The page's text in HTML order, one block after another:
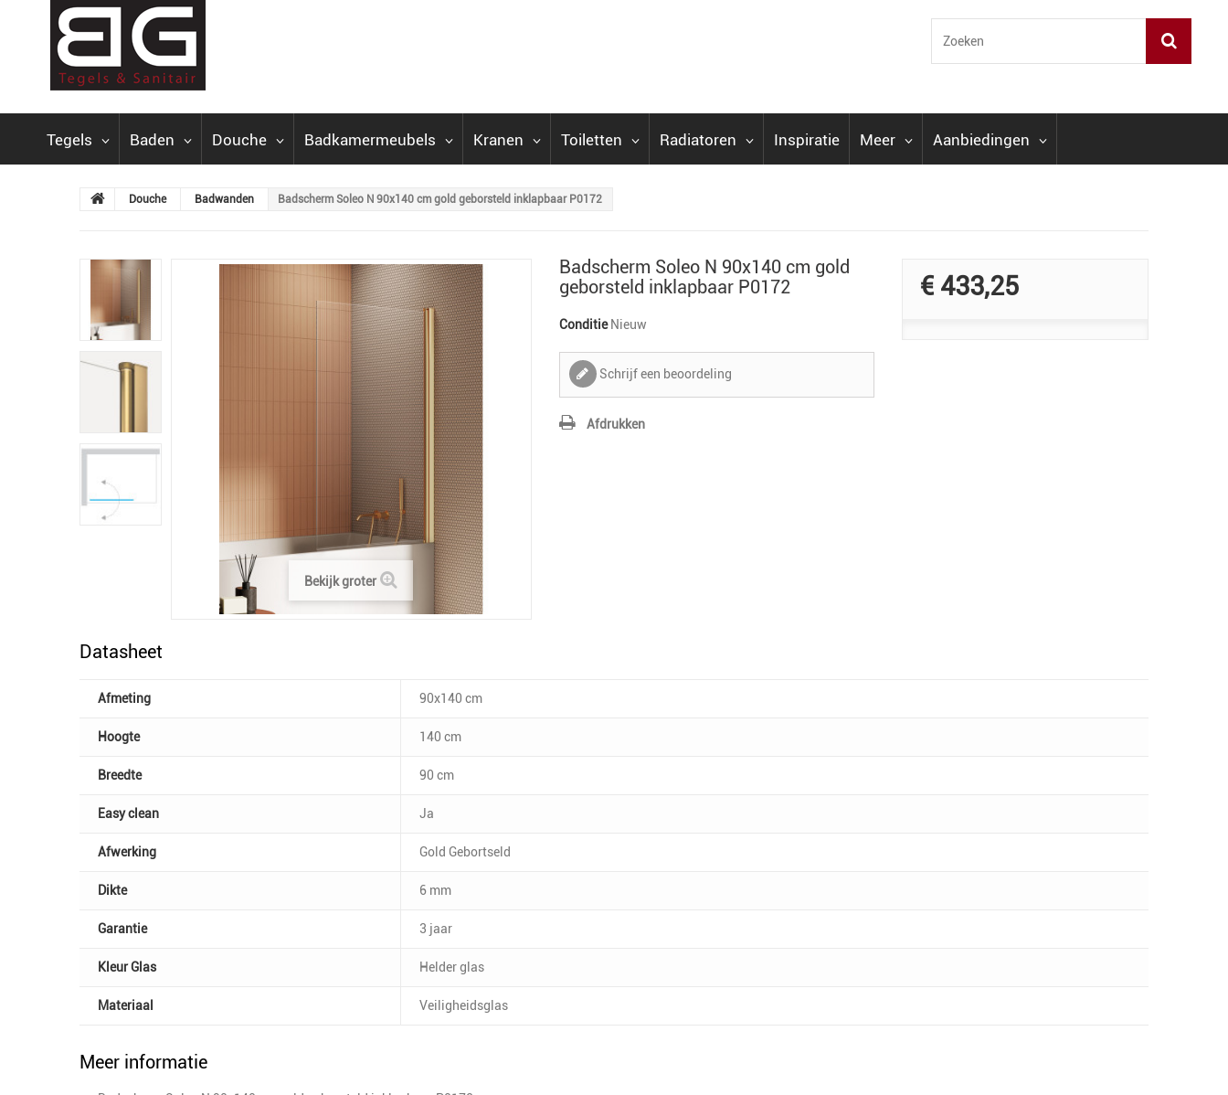
Tegels Baden Douche Badkamermeubels Kranen Toiletten Radiatoren Inspiratie Meer Aanbiedingen
Douche Badwanden Badscherm Soleo N 90x140 cm gold geborsteld inklapbaar P0172
Bekijk groter
Badscherm Soleo N 90x140 cm gold
geborsteld inklapbaar P0172
Conditie Nieuw
Schrijf een beoordeling
Afdrukken
€ 433,25
Datasheet
Afmeting 90x140 cm
Hoogte 140 cm
Breedte 90 cm
Easy clean Ja
Afwerking Gold Gebortseld
Dikte 6 mm
Garantie 3 jaar
Kleur Glas Helder glas
Materiaal Veiligheidsglas
Meer informatie